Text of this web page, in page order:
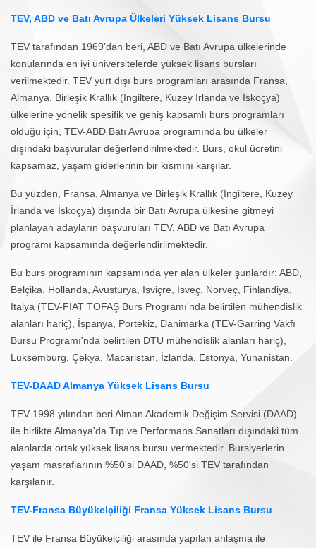
TEV, ABD ve Batı Avrupa Ülkeleri Yüksek Lisans Bursu
TEV tarafından 1969’dan beri, ABD ve Batı Avrupa ülkelerinde
konularında en iyi üniversitelerde yüksek lisans bursları
verilmektedir. TEV yurt dışı burs programları arasında Fransa,
Almanya, Birleşik Krallık (İngiltere, Kuzey İrlanda ve İskoçya)
ülkelerine yönelik spesifik ve geniş kapsamlı burs programları
olduğu için, TEV-ABD Batı Avrupa programında bu ülkeler
dışındaki başvurular değerlendirilmektedir. Burs, okul ücretini
kapsamaz, yaşam giderlerinin bir kısmını karşılar.
Bu yüzden, Fransa, Almanya ve Birleşik Krallık (İngiltere, Kuzey
İrlanda ve İskoçya) dışında bir Batı Avrupa ülkesine gitmeyi
planlayan adayların başvuruları TEV, ABD ve Batı Avrupa
programı kapsamında değerlendirilmektedir.
Bu burs programının kapsamında yer alan ülkeler şunlardır: ABD,
Belçika, Hollanda, Avusturya, İsviçre, İsveç, Norveç, Finlandiya,
İtalya (TEV-FIAT TOFAŞ Burs Programı'nda belirtilen mühendislik
alanları hariç), İspanya, Portekiz, Danimarka (TEV-Garring Vakfı
Bursu Programı'nda belirtilen DTU mühendislik alanları hariç),
Lüksemburg, Çekya, Macaristan, İzlanda, Estonya, Yunanistan.
TEV-DAAD Almanya Yüksek Lisans Bursu
TEV 1998 yılından beri Alman Akademik Değişim Servisi (DAAD)
ile birlikte Almanya'da Tıp ve Performans Sanatları dışındaki tüm
alanlarda ortak yüksek lisans bursu vermektedir. Bursiyerlerin
yaşam masraflarının %50'si DAAD, %50'si TEV tarafından
karşılanır.
TEV-Fransa Büyükelçiliği Fransa Yüksek Lisans Bursu
TEV ile Fransa Büyükelçiliği arasında yapılan anlaşma ile